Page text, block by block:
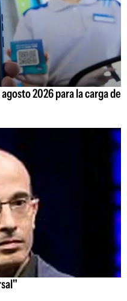
2026 para la carga de